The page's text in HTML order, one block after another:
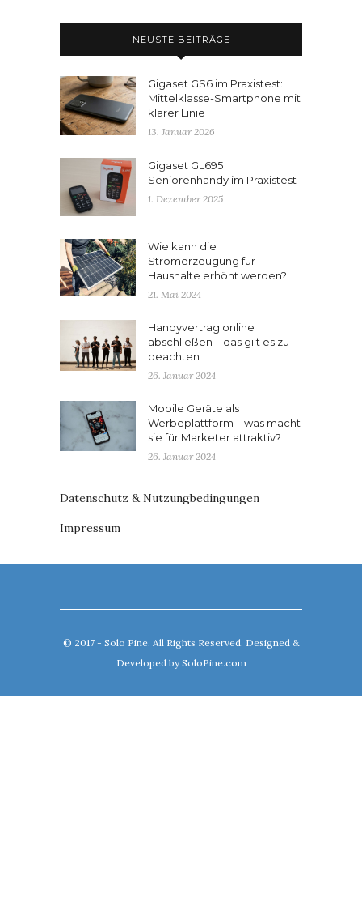
NEUSTE BEITRÄGE
Gigaset GS6 im Praxistest:
Mittelklasse-Smartphone mit
klarer Linie
13. Januar 2026
Gigaset GL695
Seniorenhandy im Praxistest
1. Dezember 2025
Wie kann die
Stromerzeugung für
Haushalte erhöht werden?
21. Mai 2024
Handyvertrag online
abschließen – das gilt es zu
beachten
26. Januar 2024
Mobile Geräte als
Werbeplattform – was macht
sie für Marketer attraktiv?
26. Januar 2024
Datenschutz & Nutzungbedingungen
Impressum
© 2017 - Solo Pine. All Rights Reserved. Designed &
Developed bySoloPine.com